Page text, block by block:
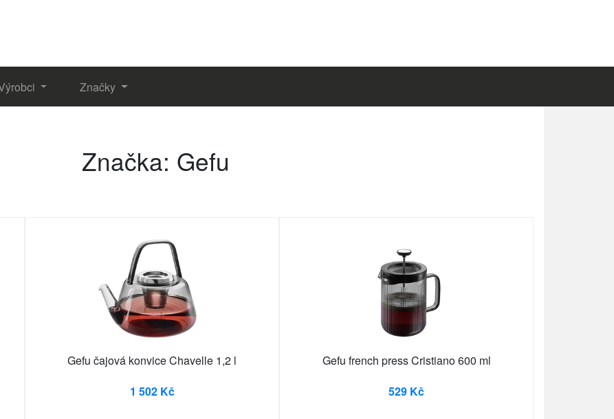
Značky
Značka: Gefu
Gefu čajová konvice Chavelle 1,2 l
1 502 Kč
Gefu french press Cristiano 600 ml
529 Kč